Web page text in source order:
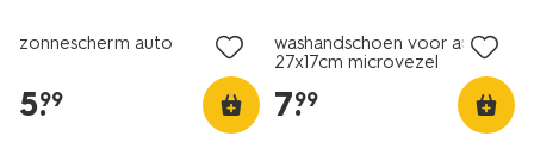
zonnescherm auto
5.
99
washandschoen voor auto
27x17cm microvezel
7.
99